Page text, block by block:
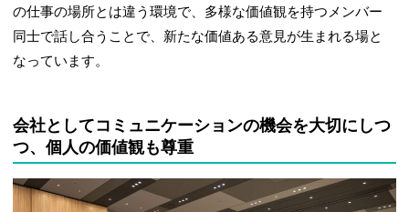
の仕事の場所とは違う環境で、多様な価値観を持つメンバー
同士で話し合うことで、新たな価値ある意見が生まれる場と
なっています。
会社としてコミュニケーションの機会を大切にしつ
つ、個人の価値観も尊重